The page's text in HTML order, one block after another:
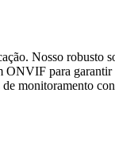
Nosso robusto
para garantir
monitoramento